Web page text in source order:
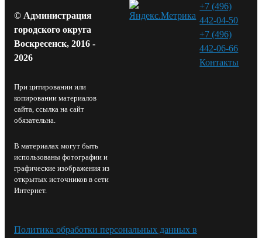
© Администрация
городского округа
Воскресенск, 2016 -
2026
При цитировании или
копировании материалов
сайта, ссылка на сайт
обязательна.
В материалах могут быть
использованы фотографии и
графические изображения из
открытых источников в сети
Интернет.
+7 (496)
442-04-50
+7 (496)
442-06-66
Контакты⁠
Политика обработки персональных данных в